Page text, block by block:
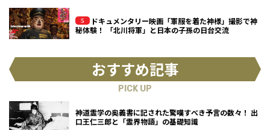
ドキュメンタリー映画「軍服を着た神様」撮影で神
秘体験！ 「北川将軍」と日本の子孫の日台交流
おすすめ記事
PICK UP
神道霊学の奥義書に記された驚嘆すべき予言の数々！ 出
口王仁三郎と「霊界物語」の基礎知識